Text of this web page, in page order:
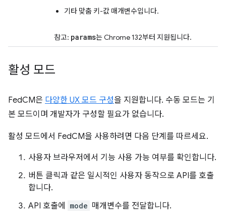
기타 맞춤 키-값 매개변수입니다.
참고: params는 Chrome 132부터 지원됩니다.
활성 모드
FedCM은 다양한 UX 모드 구성을 지원합니다. 수동 모드는 기
본 모드이며 개발자가 구성할 필요가 없습니다.
활성 모드에서 FedCM을 사용하려면 다음 단계를 따르세요.
사용자 브라우저에서 기능 사용 가능 여부를 확인합니다.
버튼 클릭과 같은 일시적인 사용자 동작으로 API를 호출
합니다.
API 호출에
mode 매개변수를 전달합니다.